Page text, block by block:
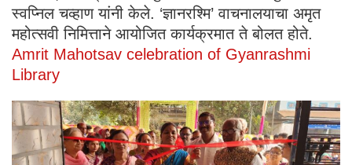
स्वप्निल चव्हाण यांनी केले. ‘ज्ञानरश्मि’ वाचनालयाचा अमृत
महोत्सवी निमित्ताने आयोजित कार्यक्रमात ते बोलत होते.
Amrit Mahotsav celebration of Gyanrashmi
Library